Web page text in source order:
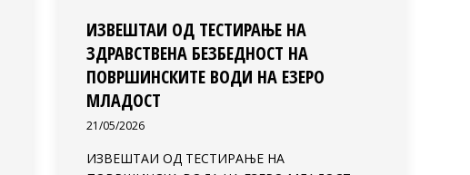
ИЗВЕШТАИ ОД ТЕСТИРАЊЕ НА
ЗДРАВСТВЕНА БЕЗБЕДНОСТ НА
ПОВРШИНСКИТЕ ВОДИ НА ЕЗЕРО
МЛАДОСТ
21/05/2026
ИЗВЕШТАИ ОД ТЕСТИРАЊЕ НА